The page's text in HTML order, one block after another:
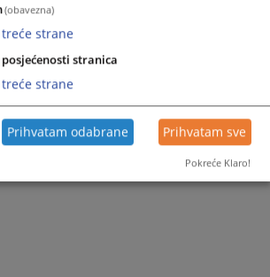
(obavezna)
strane
stranica
strane
Prihvatam odabrane Prihvatam sve
Pokreće Klaro!